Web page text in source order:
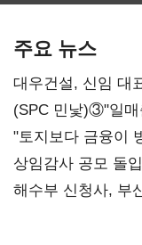
주요 뉴스
대우건설, 신임 대
내정
(SPC 민낯)③"일
점주 울리는 '상시
"토지보다 금융이
목소리
상임감사 공모 돌
강화"
해수부 신청사, 부